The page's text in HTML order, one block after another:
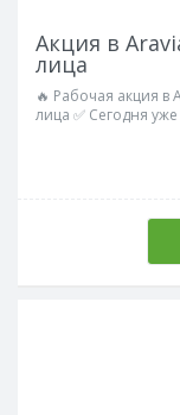
Акция в
лица
🔥 Рабочая акция в
лица ✅ Сегодня